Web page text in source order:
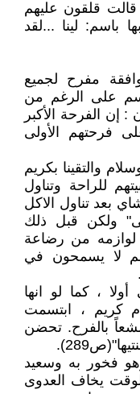
قلقون عليهم
باسم: لينا ...لقد
مفرح لجميع
على الرغم من
: إن الفرحة الأكبر
فرحتهم الأولى
والتقينا بكريم
للراحة وتناول
بعد تناول الاكل
ولكن قبل ذلك
من رضاعة
لا يسمحون في
، كما لو انها
كريم ، ابتسمت
مشعاً بالفرح. تحضن
فخور به وسعيد
يخاف العدوى